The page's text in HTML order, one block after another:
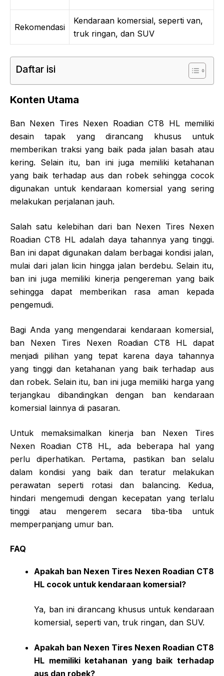
Rekomendasi
Kendaraan komersial, seperti van,
truk ringan, dan SUV
Daftar isi
Konten Utama
Ban Nexen Tires Nexen Roadian CT8 HL memiliki
desain tapak yang dirancang khusus untuk
memberikan traksi yang baik pada jalan basah atau
kering. Selain itu, ban ini juga memiliki ketahanan
yang baik terhadap aus dan robek sehingga cocok
digunakan untuk kendaraan komersial yang sering
melakukan perjalanan jauh.
Salah satu kelebihan dari ban Nexen Tires Nexen
Roadian CT8 HL adalah daya tahannya yang tinggi.
Ban ini dapat digunakan dalam berbagai kondisi jalan,
mulai dari jalan licin hingga jalan berdebu. Selain itu,
ban ini juga memiliki kinerja pengereman yang baik
sehingga dapat memberikan rasa aman kepada
pengemudi.
Bagi Anda yang mengendarai kendaraan komersial,
ban Nexen Tires Nexen Roadian CT8 HL dapat
menjadi pilihan yang tepat karena daya tahannya
yang tinggi dan ketahanan yang baik terhadap aus
dan robek. Selain itu, ban ini juga memiliki harga yang
terjangkau dibandingkan dengan ban kendaraan
komersial lainnya di pasaran.
Untuk memaksimalkan kinerja ban Nexen Tires
Nexen Roadian CT8 HL, ada beberapa hal yang
perlu diperhatikan. Pertama, pastikan ban selalu
dalam kondisi yang baik dan teratur melakukan
perawatan seperti rotasi dan balancing. Kedua,
hindari mengemudi dengan kecepatan yang terlalu
tinggi atau mengerem secara tiba-tiba untuk
memperpanjang umur ban.
FAQ
Apakah ban Nexen Tires Nexen Roadian CT8
HL cocok untuk kendaraan komersial?
Ya, ban ini dirancang khusus untuk kendaraan
komersial, seperti van, truk ringan, dan SUV.
Apakah ban Nexen Tires Nexen Roadian CT8
HL memiliki ketahanan yang baik terhadap
aus dan robek?